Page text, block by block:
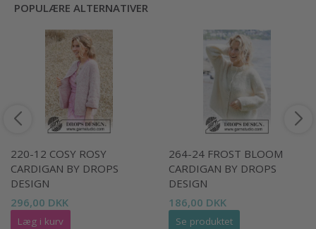
POPULÆRE ALTERNATIVER
220-12 COSY ROSY
CARDIGAN BY DROPS
DESIGN
296,00 DKK
Læg i kurv
264-24 FROST BLOOM
CARDIGAN BY DROPS
DESIGN
186,00 DKK
Se produktet